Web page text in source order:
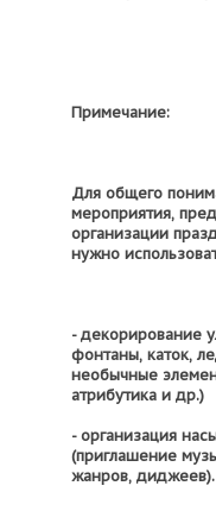
Примечание:
Для общего
мероприятия,
организации
нужно
- декорирование
фонтаны, каток,
необычные
атрибутика и др.)
- организация
(приглашение
жанров, диджеев).